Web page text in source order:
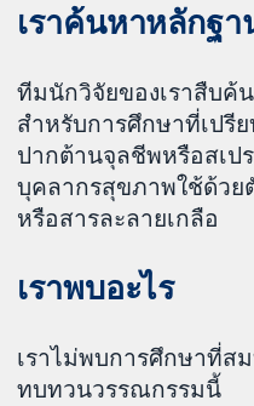
เราค้นหาหลักฐา
ทีมนักวิจัยของเราสืบค้
สำหรับการศึกษาที่เปรี
ปากต้านจุลชีพหรือสเป
บุคลากรสุขภาพใช้ด้วย
หรือสารละลายเกลือ
เราพบอะไร
เราไม่พบการศึกษาที่ส
ทบทวนวรรณกรรมนี้